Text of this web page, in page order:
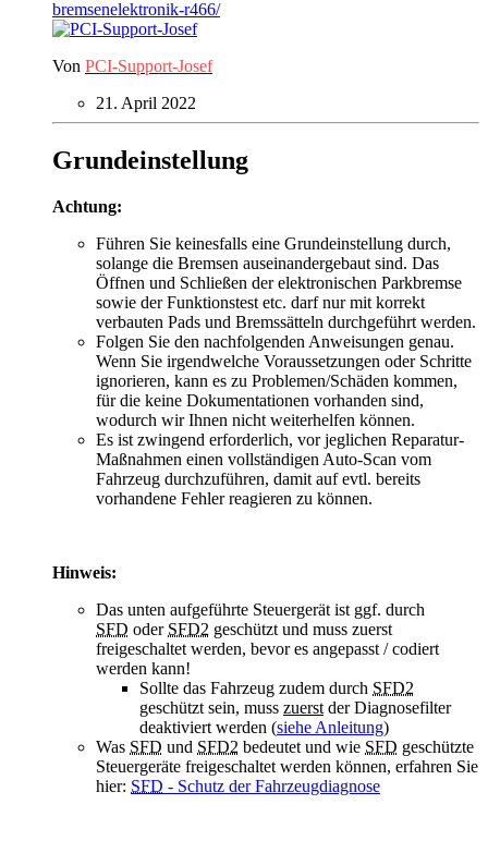
bremsenelektronik-r466/
Von PCI-Support-Josef
21. April 2022
Grundeinstellung
Achtung:
Führen Sie keinesfalls eine Grundeinstellung durch,
solange die Bremsen auseinandergebaut sind. Das
Öffnen und Schließen der elektronischen Parkbremse
sowie der Funktionstest etc. darf nur mit korrekt
verbauten Pads und Bremssätteln durchgeführt werden.
Folgen Sie den nachfolgenden Anweisungen genau.
Wenn Sie irgendwelche Voraussetzungen oder Schritte
ignorieren, kann es zu Problemen/Schäden kommen,
für die keine Dokumentationen vorhanden sind,
wodurch wir Ihnen nicht weiterhelfen können.
Es ist zwingend erforderlich, vor jeglichen Reparatur-
Maßnahmen einen vollständigen Auto-Scan vom
Fahrzeug durchzuführen, damit auf evtl. bereits
vorhandene Fehler reagieren zu können.
Hinweis:
Das unten aufgeführte Steuergerät ist ggf. durch
SFD oder SFD2 geschützt und muss zuerst
freigeschaltet werden, bevor es angepasst / codiert
werden kann!
Sollte das Fahrzeug zudem durch SFD2
geschützt sein, muss zuerst der Diagnosefilter
deaktiviert werden (siehe Anleitung)
Was SFD und SFD2 bedeutet und wie SFD geschützte
Steuergeräte freigeschaltet werden können, erfahren Sie
hier: SFD - Schutz der Fahrzeugdiagnose